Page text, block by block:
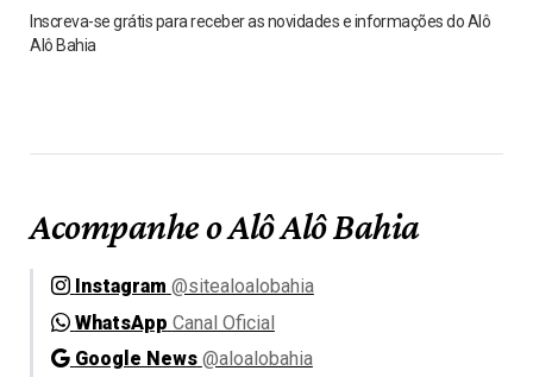
Inscreva-se grátis para receber as novidades e informações do Alô
Alô Bahia
Acompanhe o Alô Alô Bahia
Instagram @sitealoalobahia
WhatsApp Canal Oficial
Google News @aloalobahia